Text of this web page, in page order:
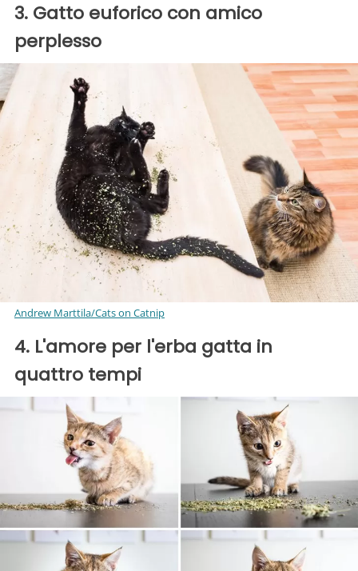
3. Gatto euforico con amico
perplesso
Andrew Marttila/Cats on Catnip
4. L'amore per l'erba gatta in
quattro tempi